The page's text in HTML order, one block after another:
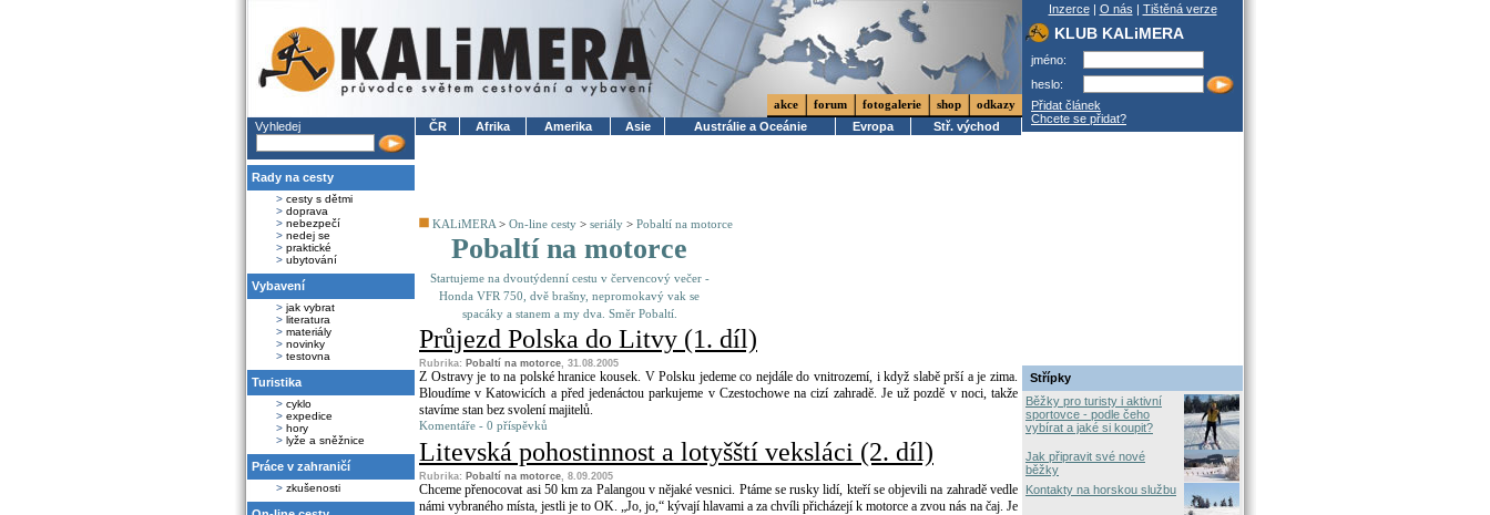
Vyhledej
Rady na cesty
> cesty s dětmi
> doprava
> nebezpečí
> nedej se
> praktické
> ubytování
Vybavení
> jak vybrat
> literatura
> materiály
> novinky
> testovna
Turistika
> cyklo
> expedice
> hory
> lyže a sněžnice
Práce v zahraničí
> zkušenosti
akce forum fotogalerie shop
odkazy
ČR
Afrika Amerika Asie Austrálie a Oceánie Evropa Stř. východ
KALiMERA > On-line cesty > seriály > Pobaltí na motorce
Pobaltí na motorce
Startujeme na dvoutýdenní cestu v červencový večer -
Honda VFR 750, dvě brašny, nepromokavý vak se
spacáky a stanem a my dva. Směr Pobaltí.
Průjezd Polska do Litvy (1. díl)
Rubrika: Pobaltí na motorce, 31.08.2005
Z Ostravy je to na polské hranice kousek. V Polsku jedeme co nejdále do vnitrozemí, i když slabě prší a je zima.
Bloudíme v Katowicích a před jedenáctou parkujeme v Czestochowe na cizí zahradě. Je už pozdě v noci, takže
stavíme stan bez svolení majitelů.
Komentáře - 0 příspěvků
Litevská pohostinnost a lotyšští veksláci (2. díl)
Rubrika: Pobaltí na motorce, 8.09.2005
Chceme přenocovat asi 50 km za Palangou v nějaké vesnici. Ptáme se rusky lidí, kteří se objevili na zahradě vedle
námi vybraného místa, jestli je to OK. „Jo, jo,“ kývají hlavami a za chvíli přicházejí k motorce a zvou nás na čaj. Je
Inzerce| O nás | Tištěná verze
KLUB KALiMERA
jméno:
heslo:
Přidat článek
Chcete se přidat?
Střípky
Běžky pro turisty i aktivní
sportovce - podle čeho
vybírat a jaké si koupit?
Jak připravit své nové
běžky
Kontakty na horskou službu